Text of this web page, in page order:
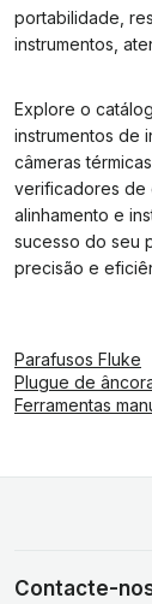
portabilidade,
instrumentos,
Explore o
instrumentos de
câmeras
verificadores de
alinhamento e
sucesso do seu
precisão e
Parafusos Fluke
Plugue de
Ferramentas
Contacte-